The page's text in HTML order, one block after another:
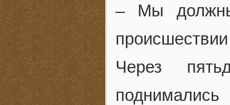
– Мы должны
Через